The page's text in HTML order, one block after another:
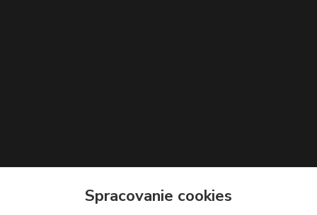
Spracovanie cookies